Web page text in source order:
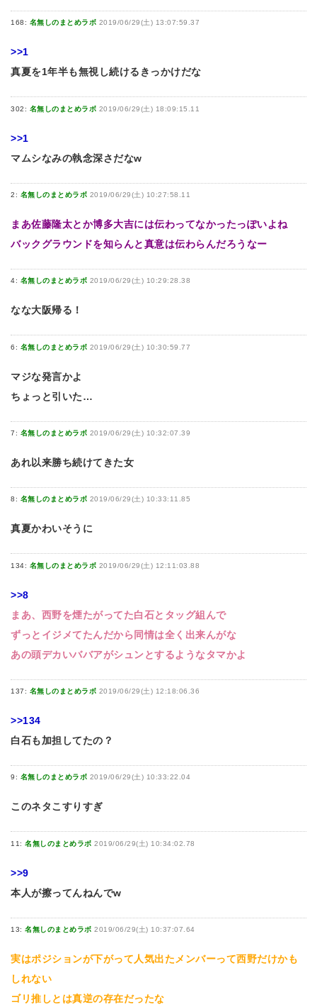
168: 名無しのまとめラボ 2019/06/29(土) 13:07:59.37
>>1
真夏を1年半も無視し続けるきっかけだな
302: 名無しのまとめラボ 2019/06/29(土) 18:09:15.11
>>1
マムシなみの執念深さだなw
2: 名無しのまとめラボ 2019/06/29(土) 10:27:58.11
まあ佐藤隆太とか博多大吉には伝わってなかったっぽいよね
バックグラウンドを知らんと真意は伝わらんだろうなー
4: 名無しのまとめラボ 2019/06/29(土) 10:29:28.38
なな大阪帰る！
6: 名無しのまとめラボ 2019/06/29(土) 10:30:59.77
マジな発言かよ
ちょっと引いた…
7: 名無しのまとめラボ 2019/06/29(土) 10:32:07.39
あれ以来勝ち続けてきた女
8: 名無しのまとめラボ 2019/06/29(土) 10:33:11.85
真夏かわいそうに
134: 名無しのまとめラボ 2019/06/29(土) 12:11:03.88
>>8
まあ、西野を煙たがってた白石とタッグ組んで
ずっとイジメてたんだから同情は全く出来んがな
あの頭デカいババアがシュンとするようなタマかよ
137: 名無しのまとめラボ 2019/06/29(土) 12:18:06.36
>>134
白石も加担してたの？
9: 名無しのまとめラボ 2019/06/29(土) 10:33:22.04
このネタこすりすぎ
11: 名無しのまとめラボ 2019/06/29(土) 10:34:02.78
>>9
本人が擦ってんねんでw
13: 名無しのまとめラボ 2019/06/29(土) 10:37:07.64
実はポジションが下がって人気出たメンバーって西野だけかも
しれない
ゴリ推しとは真逆の存在だったな